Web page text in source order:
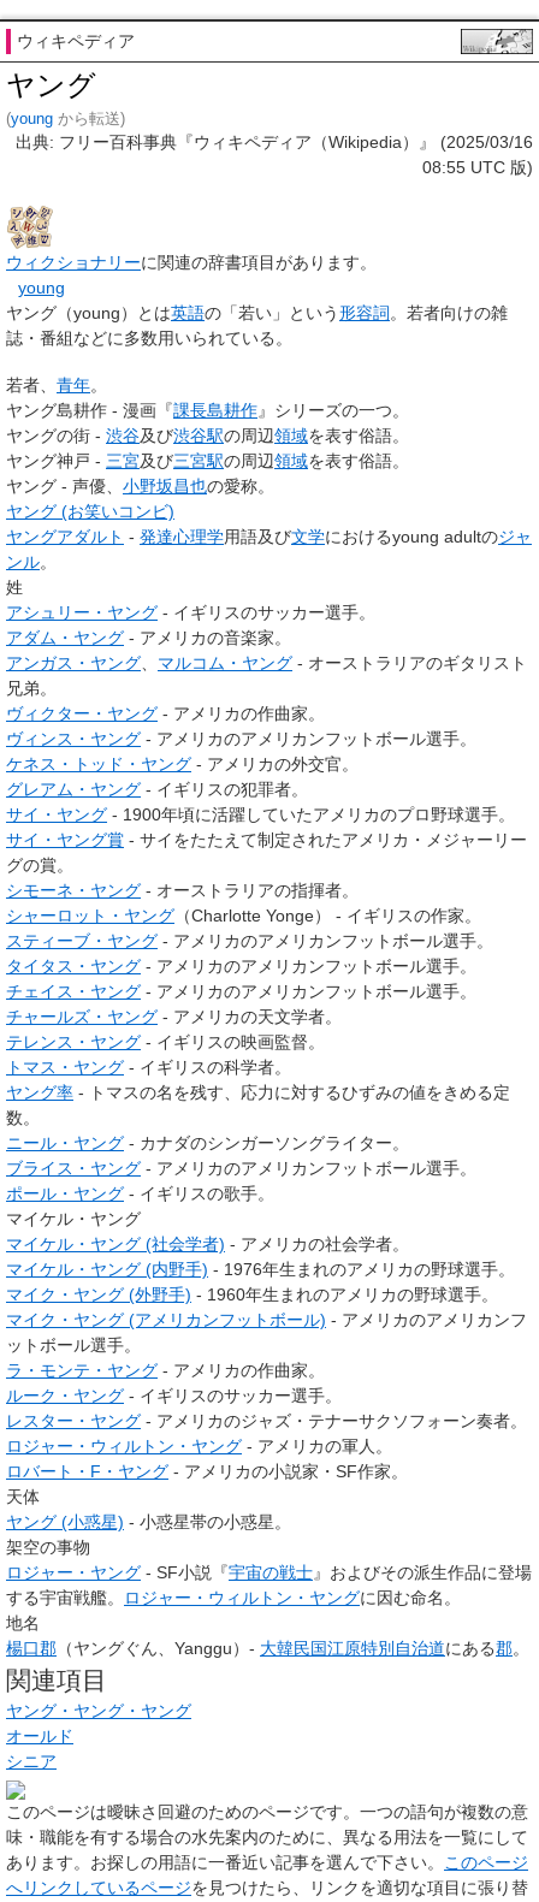
ウィキペディア
ヤング
(young から転送)
出典: フリー百科事典『ウィキペディア（Wikipedia）』 (2025/03/16
08:55 UTC 版)
ウィクショナリーに関連の辞書項目があります。
young
ヤング （young）とは英語の「若い」という形容詞。若者向けの雑
誌・番組などに多数用いられている。
若者、 青年。
ヤング島耕作 - 漫画『課長島耕作』シリーズの一つ。
ヤングの街 - 渋谷及び渋谷駅の周辺領域を表す俗語。
ヤング神戸 - 三宮及び三宮駅の周辺領域を表す俗語。
ヤング - 声優、 小野坂昌也の愛称。
ヤング (お笑いコンビ)
ヤングアダルト - 発達心理学用語及び文学におけるyoung adultのジャ
ンル。
姓
アシュリー・ヤング - イギリスのサッカー選手。
アダム・ヤング - アメリカの音楽家。
アンガス・ヤング、 マルコム・ヤング - オーストラリアのギタリスト
兄弟。
ヴィクター・ヤング - アメリカの作曲家。
ヴィンス・ヤング - アメリカのアメリカンフットボール選手。
ケネス・トッド・ヤング - アメリカの外交官。
グレアム・ヤング - イギリスの犯罪者。
サイ・ヤング - 1900年頃に活躍していたアメリカのプロ野球選手。
サイ・ヤング賞 - サイをたたえて制定されたアメリカ・メジャーリー
グの賞。
シモーネ・ヤング - オーストラリアの指揮者。
シャーロット・ヤング （Charlotte Yonge） - イギリスの作家。
スティーブ・ヤング - アメリカのアメリカンフットボール選手。
タイタス・ヤング - アメリカのアメリカンフットボール選手。
チェイス・ヤング - アメリカのアメリカンフットボール選手。
チャールズ・ヤング - アメリカの天文学者。
テレンス・ヤング - イギリスの映画監督。
トマス・ヤング - イギリスの科学者。
ヤング率 - トマスの名を残す、応力に対するひずみの値をきめる定
数。
ニール・ヤング - カナダのシンガーソングライター。
ブライス・ヤング - アメリカのアメリカンフットボール選手。
ポール・ヤング - イギリスの歌手。
マイケル・ヤング
マイケル・ヤング (社会学者) - アメリカの社会学者。
マイケル・ヤング (内野手) - 1976年生まれのアメリカの野球選手。
マイク・ヤング (外野手) - 1960年生まれのアメリカの野球選手。
マイク・ヤング (アメリカンフットボール) - アメリカのアメリカンフ
ットボール選手。
ラ・モンテ・ヤング - アメリカの作曲家。
ルーク・ヤング - イギリスのサッカー選手。
レスター・ヤング - アメリカのジャズ・テナーサクソフォーン奏者。
ロジャー・ウィルトン・ヤング - アメリカの軍人。
ロバート・F・ヤング - アメリカの小説家・SF作家。
天体
ヤング (小惑星) - 小惑星帯の小惑星。
架空の事物
ロジャー・ヤング - SF小説『宇宙の戦士』およびその派生作品に登場
する宇宙戦艦。
ロジャー・ウィルトン・ヤングに因む命名。
地名
楊口郡 （ヤングぐん、Yanggu）- 大韓民国江原特別自治道にある郡。
関連項目
ヤング・ヤング・ヤング
オールド
シニア
このページは曖昧さ回避のためのページです。一つの語句が複数の意
味・職能を有する場合の水先案内のために、異なる用法を一覧にして
あります。お探しの用語に一番近い記事を選んで下さい。 このページ
へリンクしているページを見つけたら、リンクを適切な項目に張り替